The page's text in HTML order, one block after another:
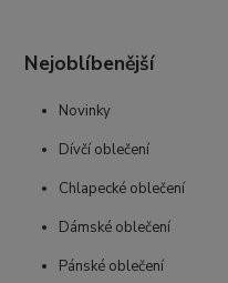
Nejoblíbenější
Novinky
Dívčí oblečení
Chlapecké oblečení
Dámské oblečení
Pánské oblečení